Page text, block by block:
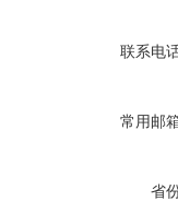
联系电
常用邮
省